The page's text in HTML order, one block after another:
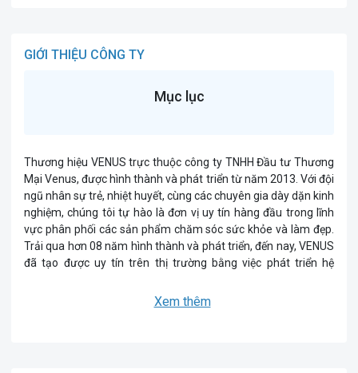
GIỚI THIỆU CÔNG TY
Mục lục
Thương hiệu VENUS trực thuộc công ty TNHH Đầu tư Thương
Mại Venus, được hình thành và phát triển từ năm 2013. Với đội
ngũ nhân sự trẻ, nhiệt huyết, cùng các chuyên gia dày dặn kinh
nghiệm, chúng tôi tự hào là đơn vị uy tín hàng đầu trong lĩnh
vực phân phối các sản phẩm chăm sóc sức khỏe và làm đẹp.
Trải qua hơn 08 năm hình thành và phát triển, đến nay, VENUS
đã tạo được uy tín trên thị trường bằng việc phát triển hệ
hàng online với lượng tương tác cực lớn, hàng trăm nghìn
Xem thêm